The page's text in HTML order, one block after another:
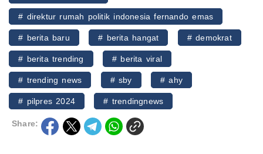
# direktur rumah politik indonesia fernando emas
# berita baru # berita hangat # demokrat
# berita trending # berita viral
# trending news # sby # ahy
# pilpres 2024 # trendingnews
Share: